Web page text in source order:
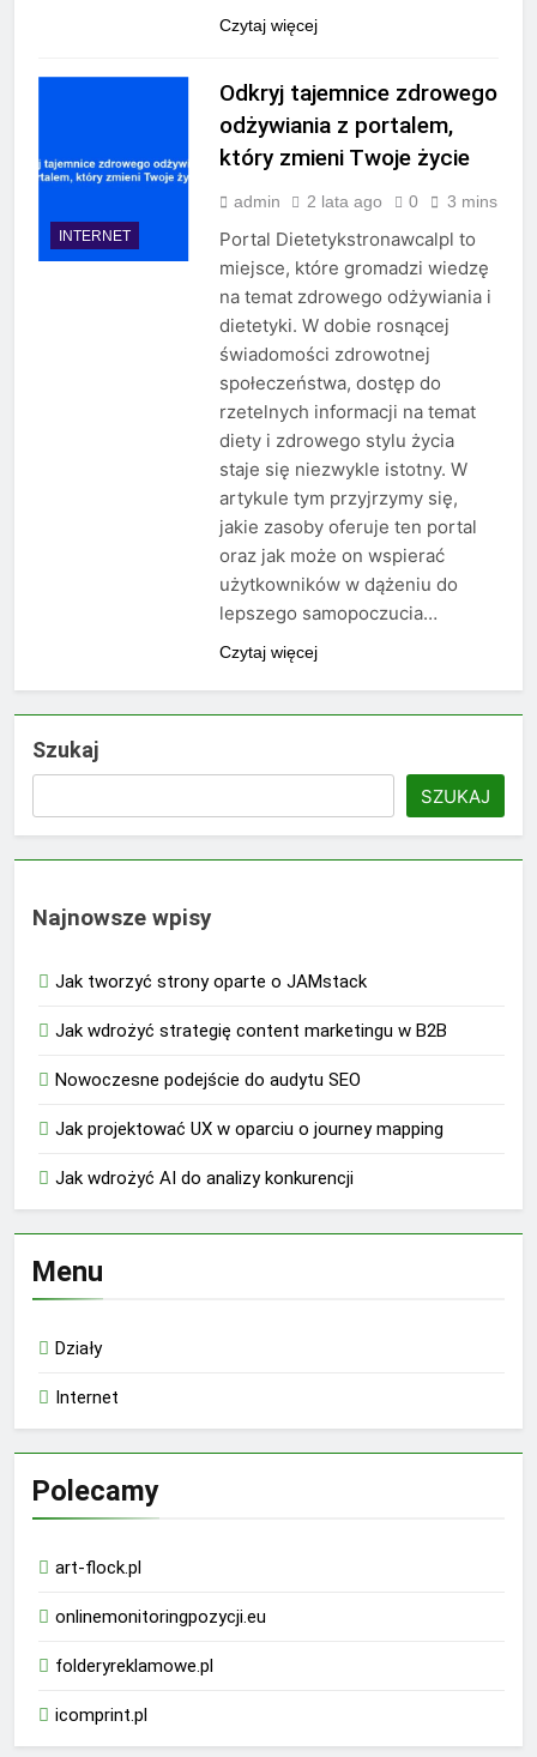
Czytaj więcej
INTERNET
Odkryj tajemnice zdrowego
odżywiania z portalem,
który zmieni Twoje życie
admin 2 lata ago 0 3 mins
Portal Dietetykstronawcalpl to
miejsce, które gromadzi wiedzę
na temat zdrowego odżywiania i
dietetyki. W dobie rosnącej
świadomości zdrowotnej
społeczeństwa, dostęp do
rzetelnych informacji na temat
diety i zdrowego stylu życia
staje się niezwykle istotny. W
artykule tym przyjrzymy się,
jakie zasoby oferuje ten portal
oraz jak może on wspierać
użytkowników w dążeniu do
lepszego samopoczucia…
Czytaj więcej
Szukaj
SZUKAJ
Najnowsze wpisy
Jak tworzyć strony oparte o JAMstack
Jak wdrożyć strategię content marketingu w B2B
Nowoczesne podejście do audytu SEO
Jak projektować UX w oparciu o journey mapping
Jak wdrożyć AI do analizy konkurencji
Menu
Działy
Internet
Polecamy
art-flock.pl
onlinemonitoringpozycji.eu
folderyreklamowe.pl
icomprint.pl